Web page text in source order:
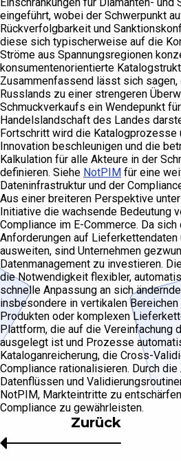
eingeführt, wobei der Schwerpunkt
Rückverfolgbarkeit und
diese sich typischerweise auf die
Ströme aus Spannungsregionen
konsumentenorientierte
Zusammenfassend lässt sich
Russlands zu einer strengeren
Schmuckverkaufs ein Wendepunkt
Handelslandschaft des Landes
Fortschritt wird die Katalogprozesse
Innovation beschleunigen und die
Kalkulation für alle Akteure in der
definieren. Siehe NotPIM für eine
Dateninfrastruktur und der
Aus einer breiteren Perspektive
Initiative die wachsende Bedeutung
Compliance im E-Commerce. Da
Anforderungen auf
ausweiten, sind Unternehmen
Datenmanagement zu investieren.
die Notwendigkeit flexibler,
schnelle Anpassung an sich
insbesondere in vertikalen
Produkten oder komplexen
Plattform, die auf die Vereinfachung
ausgelegt ist und Prozesse
Kataloganreicherung, die Cross-
Compliance rationalisieren. Durch
Datenflüssen und
NotPIM, Markteintritte zu
Compliance zu gewährleisten.
Zurück